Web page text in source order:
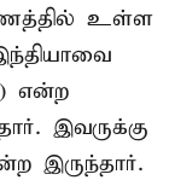
உள்ள
என்ற
இவருக்கு
இருந்தார்.